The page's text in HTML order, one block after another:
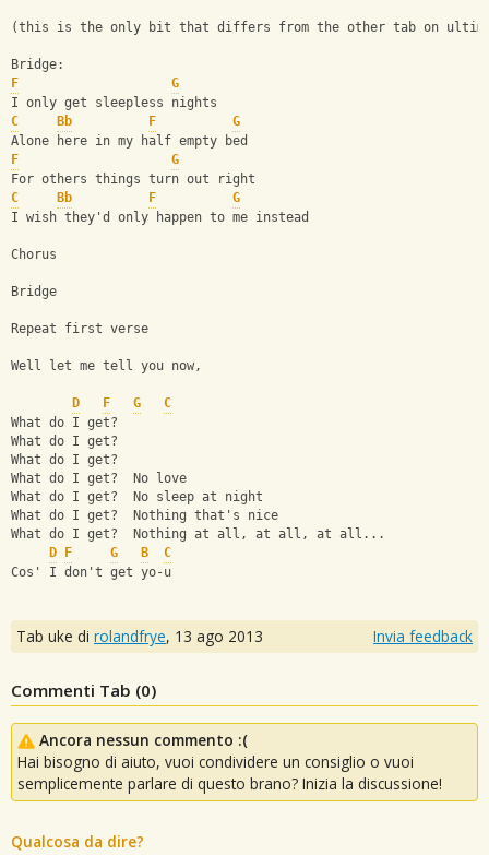
(this is the only bit that differs from the other tab on
Bridge:
F
G
I only get sleepless nights
C
Bb F
G
Alone here in my half empty bed
F
G
For others things turn out right
C
Bb F
G
I wish they'd only happen to me instead
Chorus
Bridge
Repeat first verse
Well let me tell you now,
D F G
C
What do I get?
What do I get?
What do I get?
What do I get?  No love
What do I get?  No sleep at night
What do I get?  Nothing that's nice
What do I get?  Nothing at all, at all, at all...
D
F G B
C
Cos' I don't get yo-u
Tab uke di rolandfrye, 13 ago 2013 Invia feedback
Commenti Tab (0)
Ancora nessun commento :(
Hai bisogno di aiuto, vuoi condividere un consiglio o vuoi
semplicemente parlare di questo brano? Inizia la discussione!
Qualcosa da dire?